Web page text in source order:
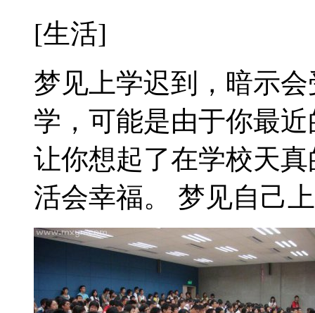
[生活]
梦见上学迟到，暗示
学，可能是由于你最
让你想起了在学校天
活会幸福。 梦见自己